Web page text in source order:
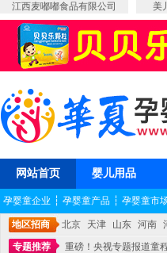
江西麦嘟嘟食品有限公司 美
网站首页 婴儿用品
孕婴童企业 ┆ 孕婴童产品 ┆ 孕婴童市
地区招商 北京 天津 山东 河南
专题推荐
重磅！央视专题报道童